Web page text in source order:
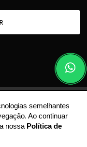
24 - Todos os Direitos
semelhantes
Ao continuar
nossa Política de